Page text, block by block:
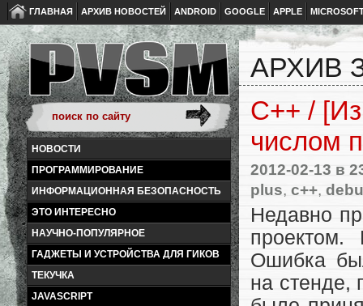
ГЛАВНАЯ АРХИВ НОВОСТЕЙ ANDROID GOOGLE APPLE
НОВОСТИ
ПРОГРАММИРОВАНИЕ
ИНФОРМАЦИОННАЯ БЕЗОПАСНОСТЬ
ЭТО ИНТЕРЕСНО
НАУЧНО-ПОПУЛЯРНОЕ
ГАДЖЕТЫ И УСТРОЙСТВА ДЛЯ ГИКОВ
ТЕКУЧКА
JAVASCRIPT
АРХИВ
C++ /
числом
2012-02-13 в
plus, c++,
Недавно
Ошибка
на стенде,